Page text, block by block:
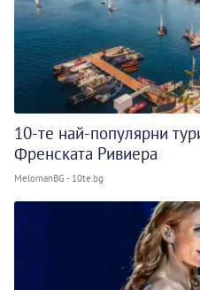
10-те най-популярни
Френската Ривиера
MelomanBG - 10te.bg